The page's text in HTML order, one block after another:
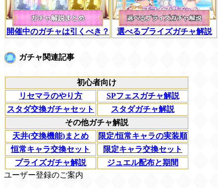
開催中のガチャは引くべき？ 選べるプライズガチャ解説
ガチャ関連記事
初心者向け
リセマラのやり方
SPフェスガチャ解説
スタダ交換ガチャセット
スタダガチャ解説
その他ガチャ解説
天井(交換機能)まとめ
限定/恒常キャラの実装順
恒常キャラ交換セット
限定キャラ交換セット
プライズガチャ解説
ジュエル配布と期間
ユーザー登録のご案内